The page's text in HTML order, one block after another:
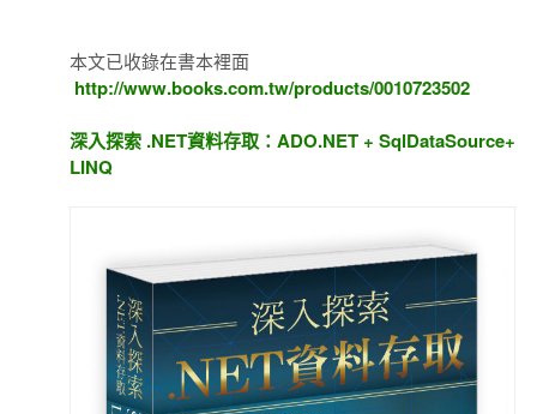
本文已收錄在書本裡面
http://www.books.com.tw/products/0010723502
深入探索 .NET資料存取：ADO.NET + SqlDataSource+
LINQ